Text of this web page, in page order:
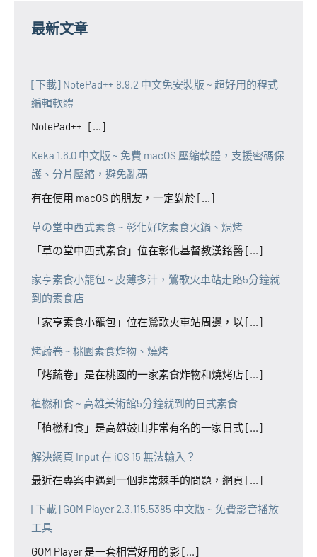
最新文章
[下載] NotePad++ 8.9.2 中文免安裝版 ~ 超好用的程式
編輯軟體
NotePad++ [...]
Keka 1.6.0 中文版 ~ 免費 macOS 壓縮軟體，支援密碼保
護、分片壓縮，避免亂碼
有在使用 macOS 的朋友，一定對於 [...]
草の堂中西式素食 ~ 彰化好吃素食火鍋、焗烤
「草の堂中西式素食」位在彰化基督教漢銘醫 [...]
家亨素食小籠包 ~ 皮薄多汁，鶯歌火車站走路5分鐘就
到的素食店
「家亨素食小籠包」位在鶯歌火車站周邊，以 [...]
烤蔬卷 ~ 桃園素食炸物、燒烤
「烤蔬卷」是在桃園的一家素食炸物和燒烤店 [...]
植橪和食 ~ 高雄美術館5分鐘就到的日式素食
「植橪和食」是高雄鼓山非常有名的一家日式 [...]
解決網頁 Input 在 iOS 15 無法輸入？
最近在專案中遇到一個非常棘手的問題，網頁 [...]
[下載] GOM Player 2.3.115.5385 中文版 ~ 免費影音播放
工具
GOM Player 是一套相當好用的影 [...]